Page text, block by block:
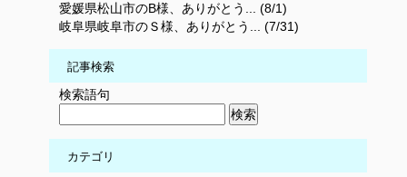
愛媛県松山市のB様、ありがとう... (8/1)
岐阜県岐阜市のＳ様、ありがとう... (7/31)
記事検索
検索語句
カテゴリ